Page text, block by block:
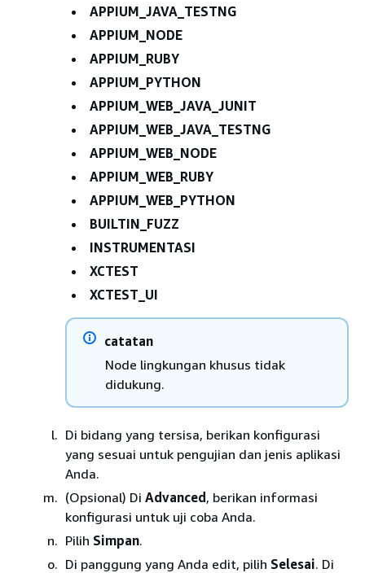
APPIUM_JAVA_TESTNG
APPIUM_NODE
APPIUM_RUBY
APPIUM_PYTHON
APPIUM_WEB_JAVA_JUNIT
APPIUM_WEB_JAVA_TESTNG
APPIUM_WEB_NODE
APPIUM_WEB_RUBY
APPIUM_WEB_PYTHON
BUILTIN_FUZZ
INSTRUMENTASI
XCTEST
XCTEST_UI
catatan
Node lingkungan khusus tidak
didukung.
Di bidang yang tersisa, berikan konfigurasi
yang sesuai untuk pengujian dan jenis aplikasi
Anda.
(Opsional) Di Advanced, berikan informasi
konfigurasi untuk uji coba Anda.
Pilih Simpan.
Di panggung yang Anda edit, pilih Selesai. Di